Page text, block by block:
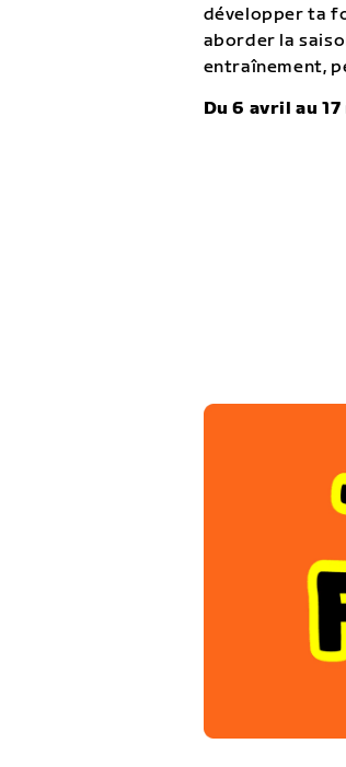
développer ta
aborder la
entraînement,
Du 6 avril au 17